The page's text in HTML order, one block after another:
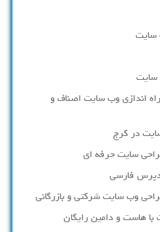
سایت
سایت
اندازی وب سایت اصناف و
در کرج
سایت حرفه ای
فارسی
وب سایت شرکتی و بازرگانی
هاست و دامین رایگان